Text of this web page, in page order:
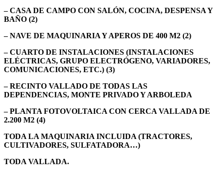
– CASA DE CAMPO CON SALÓN, COCINA, DESPENSA Y
BAÑO (2)
– NAVE DE MAQUINARIA Y APEROS DE 400 M2 (2)
– CUARTO DE INSTALACIONES (INSTALACIONES
ELÉCTRICAS, GRUPO ELECTRÓGENO, VARIADORES,
COMUNICACIONES, ETC.) (3)
– RECINTO VALLADO DE TODAS LAS
DEPENDENCIAS, MONTE PRIVADO Y ARBOLEDA
– PLANTA FOTOVOLTAICA CON CERCA VALLADA DE
2.200 M2 (4)
TODA LA MAQUINARIA INCLUIDA (TRACTORES,
CULTIVADORES, SULFATADORA…)
TODA VALLADA.